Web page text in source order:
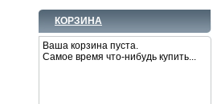
КОРЗИНА
Ваша корзина пуста.
Самое время что-нибудь купить...